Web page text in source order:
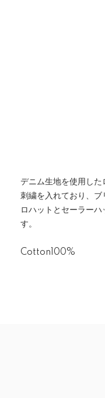
デニム生地を使用し
刺繍を入れており、
ロハットとセーラー
す。
Cotton100%